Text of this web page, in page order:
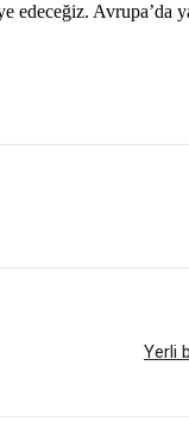
edeceğiz. Avrupa’da
Yerli